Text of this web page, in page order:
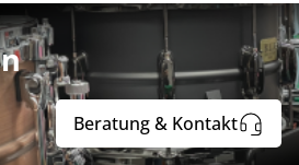
Beratung & Kontakt